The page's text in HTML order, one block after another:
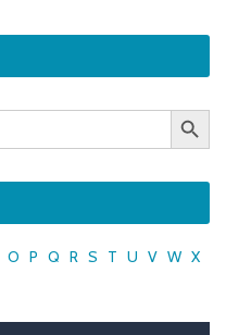
Search Button
O P Q R S T U V W X